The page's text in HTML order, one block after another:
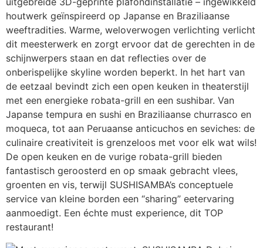
houtwerk geïnspireerd op Japanse en Braziliaanse
weeftradities. Warme, weloverwogen verlichting verlicht
dit meesterwerk en zorgt ervoor dat de gerechten in de
schijnwerpers staan en dat reflecties over de
onberispelijke skyline worden beperkt. In het hart van
de eetzaal bevindt zich een open keuken in theaterstijl
met een energieke robata-grill en een sushibar. Van
Japanse tempura en sushi en Braziliaanse churrasco en
moqueca, tot aan Peruaanse anticuchos en seviches: de
culinaire creativiteit is grenzeloos met voor elk wat wils!
De open keuken en de vurige robata-grill bieden
fantastisch geroosterd en op smaak gebracht vlees,
groenten en vis, terwijl SUSHISAMBA’s conceptuele
service van kleine borden een “sharing” eetervaring
aanmoedigt. Een échte must experience, dit TOP
restaurant!